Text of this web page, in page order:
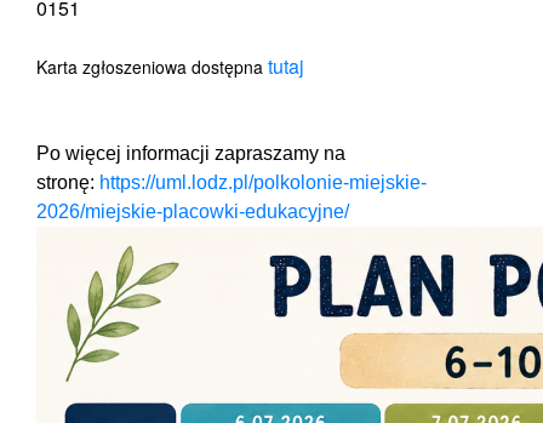
0151
Karta zgłoszeniowa dostępna tutaj
Po więcej informacji zapraszamy na
stronę: https://uml.lodz.pl/polkolonie-miejskie-
2026/miejskie-placowki-edukacyjne/